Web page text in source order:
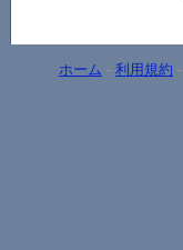
ホーム - 利用規約 -